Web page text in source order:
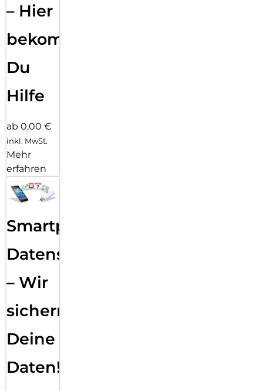
– Hier
bekommst
Du
Hilfe
ab 0,00 €
inkl. MwSt.
Mehr
erfahren
Smartphone
Datensicherung
– Wir
sichern
Deine
Daten!